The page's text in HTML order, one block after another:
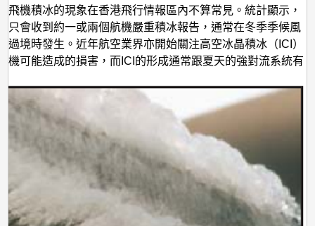
飛機積冰的現象在香港飛行情報區內不算常見。統計顯示，
只會收到約一或兩個航機嚴重積冰報告，通常在冬季季候風
過境時發生。近年航空業界亦開始關注高空冰晶積冰（ICI）
機可能造成的損害，而ICI的形成通常跟夏天的強對流系統有